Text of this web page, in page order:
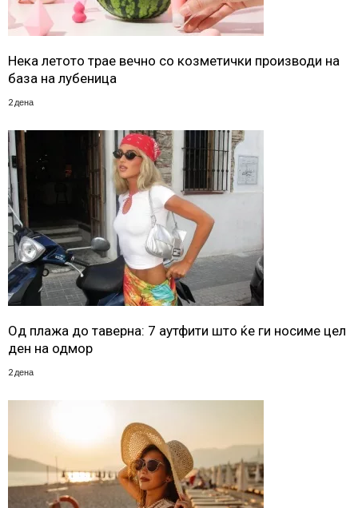
Нека летото трае вечно со козметички производи на
база на лубеница
2 дена
Од плажа до таверна: 7 аутфити што ќе ги носиме цел
ден на одмор
2 дена